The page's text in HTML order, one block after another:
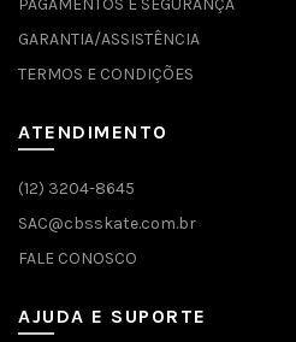
GARANTIA/ASSISTÊNCIA
TERMOS E CONDIÇÕES
ATENDIMENTO
(12) 3204-8645
SAC@cbsskate.com.br
FALE CONOSCO
AJUDA E SUPORTE